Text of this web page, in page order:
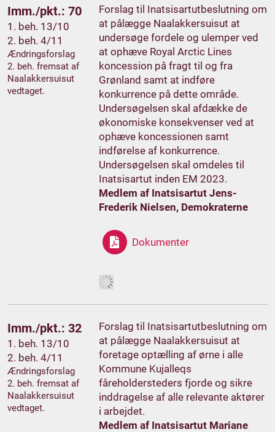
Imm./pkt.: 70
1. beh. 13/10
2. beh. 4/11
Ændringsforslag
2. beh. fremsat af
Naalakkersuisut
vedtaget.
Forslag til Inatsisartutbeslutning om
at pålægge Naalakkersuisut at
undersøge fordele og ulemper ved
at ophæve Royal Arctic Lines
koncession på fragt til og fra
Grønland samt at indføre
konkurrence på dette område.
Undersøgelsen skal afdække de
økonomiske konsekvenser ved at
ophæve koncessionen samt
indførelse af konkurrence.
Undersøgelsen skal omdeles til
Inatsisartut inden EM 2023.
Medlem af Inatsisartut Jens-
Frederik Nielsen, Demokraterne
Dokumenter
Imm./pkt.: 32
1. beh. 13/10
2. beh. 4/11
Ændringsforslag
2. beh. fremsat af
Naalakkersuisut
vedtaget.
Forslag til Inatsisartutbeslutning om
at pålægge Naalakkersuisut at
foretage optælling af ørne i alle
Kommune Kujalleqs
fåreholdersteders fjorde og sikre
inddragelse af alle relevante aktører
i arbejdet.
Medlem af Inatsisartut Mariane